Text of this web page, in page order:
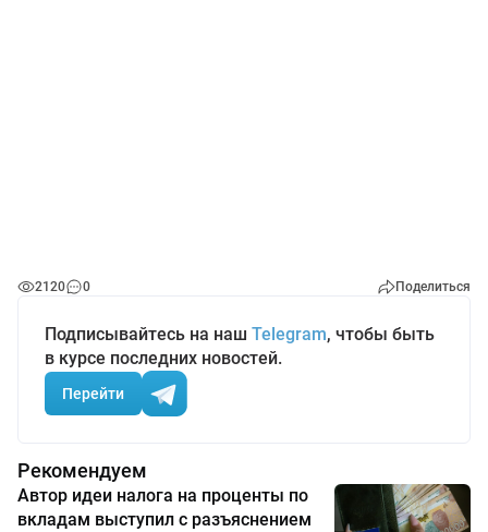
2120 0 Поделиться
Подписывайтесь на наш Telegram, чтобы быть
в курсе последних новостей.
Перейти
Рекомендуем
Автор идеи налога на проценты по
вкладам выступил с разъяснением